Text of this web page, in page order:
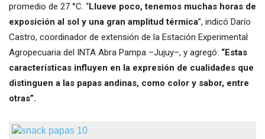
promedio de 27 °C. “Llueve poco, tenemos muchas horas de
exposición al sol y una gran amplitud térmica”, indicó Darío
Castro, coordinador de extensión de la Estación Experimental
Agropecuaria del INTA Abra Pampa –Jujuy–, y agregó: “Estas
características influyen en la expresión de cualidades que
distinguen a las papas andinas, como color y sabor, entre
otras”.